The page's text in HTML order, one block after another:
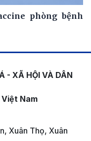
phòng bệnh
- XÃ HỘI VÀ DÂN
Nam
Xuân Thọ, Xuân